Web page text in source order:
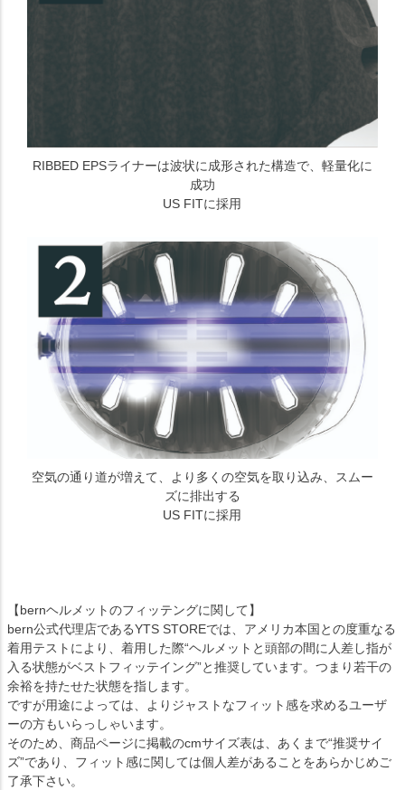
RIBBED EPSライナーは波状に成形された構造で、軽量化に
成功
US FITに採用
空気の通り道が増えて、より多くの空気を取り込み、スムー
ズに排出する
US FITに採用
【bernヘルメットのフィッテングに関して】
bern公式代理店であるYTS STOREでは、アメリカ本国との度重なる
着用テストにより、着用した際“ヘルメットと頭部の間に人差し指が
入る状態がベストフィッテイング”と推奨しています。つまり若干の
余裕を持たせた状態を指します。
ですが用途によっては、よりジャストなフィット感を求めるユーザ
ーの方もいらっしゃいます。
そのため、商品ページに掲載のcmサイズ表は、あくまで“推奨サイ
ズ”であり、フィット感に関しては個人差があることをあらかじめご
了承下さい。